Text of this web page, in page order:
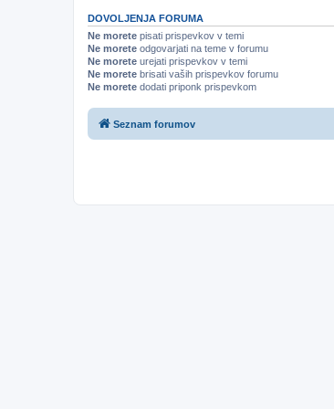
DOVOLJENJA FORUMA
Ne morete pisati prispevkov v temi
Ne morete odgovarjati na teme v forumu
Ne morete urejati prispevkov v temi
Ne morete brisati vaših prispevkov forumu
Ne morete dodati priponk prispevkom
Seznam forumov